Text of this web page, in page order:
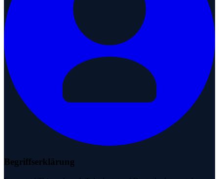
Begriffserklärung